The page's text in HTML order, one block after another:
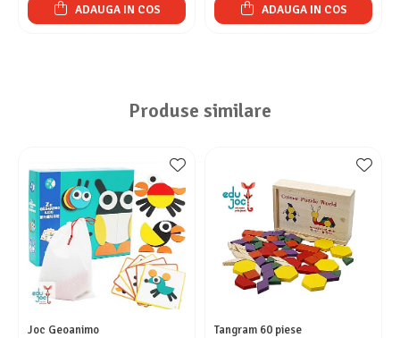
ADAUGA IN COS ADAUGA IN COS
Produse similare
Joc Geoanimo Tangram 60 piese